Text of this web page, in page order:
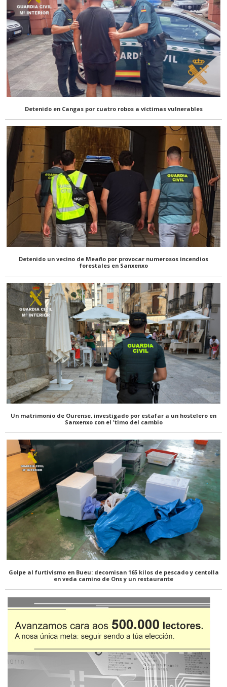
Detenido en Cangas por cuatro robos a víctimas vulnerables
Detenido un vecino de Meaño por provocar numerosos incendios
forestales en Sanxenxo
Un matrimonio de Ourense, investigado por estafar a un hostelero en
Sanxenxo con el 'timo del cambio
Golpe al furtivismo en Bueu: decomisan 165 kilos de pescado y centolla
en veda camino de Ons y un restaurante